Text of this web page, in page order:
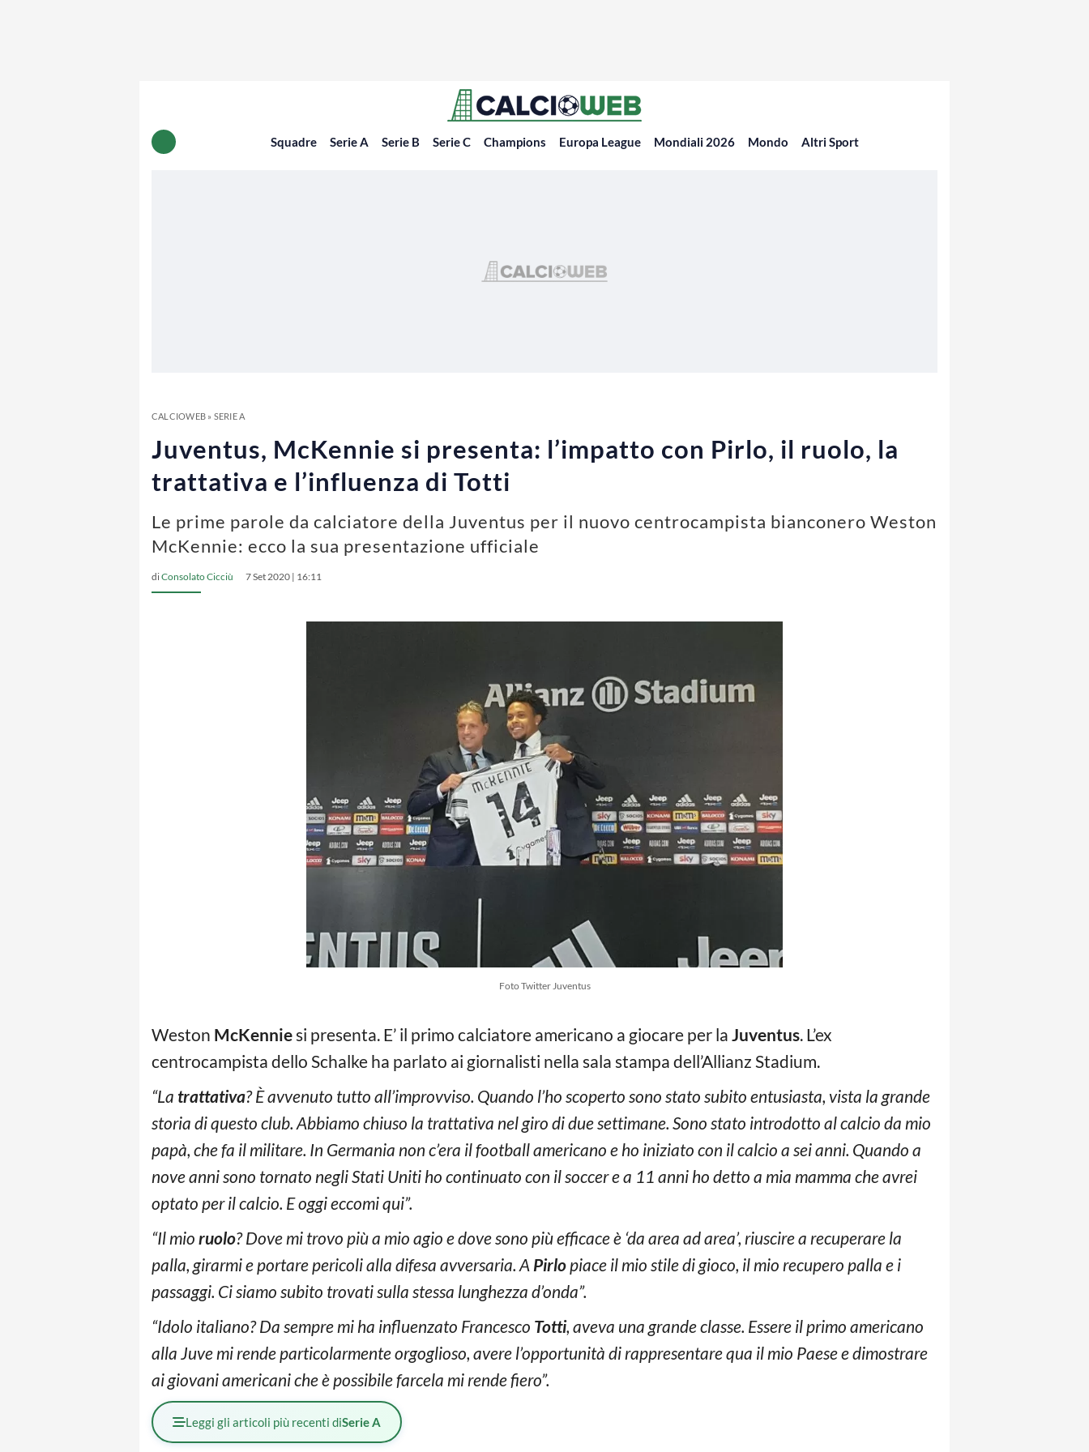
Squadre Serie A Serie B Serie C Champions Europa League Mondiali 2026 Mondo Altri Sport
CALCIOWEB» SERIE A
Juventus, McKennie si presenta: l’impatto con Pirlo, il ruolo, la
trattativa e l’influenza di Totti
Le prime parole da calciatore della Juventus per il nuovo centrocampista bianconero Weston
McKennie: ecco la sua presentazione ufficiale
diConsolato Cicciù 7 Set 2020 | 16:11
Foto Twitter Juventus
Weston McKenniesi presenta. E’ il primo calciatore americano a giocare per la Juventus. L’ex
centrocampista dello Schalke ha parlato ai giornalisti nella sala stampa dell’Allianz Stadium.
“La trattativa? È avvenuto tutto all’improvviso. Quando l’ho scoperto sono stato subito entusiasta, vista la grande
storia di questo club. Abbiamo chiuso la trattativa nel giro di due settimane. Sono stato introdotto al calcio da mio
papà, che fa il militare. In Germania non c’era il football americano e ho iniziato con il calcio a sei anni. Quando a
nove anni sono tornato negli Stati Uniti ho continuato con il soccer e a 11 anni ho detto a mia mamma che avrei
optato per il calcio. E oggi eccomi qui”.
“Il mio ruolo? Dove mi trovo più a mio agio e dove sono più efficace è ‘da area ad area’, riuscire a recuperare la
palla, girarmi e portare pericoli alla difesa avversaria. A Pirlo piace il mio stile di gioco, il mio recupero palla e i
passaggi. Ci siamo subito trovati sulla stessa lunghezza d’onda”.
“Idolo italiano? Da sempre mi ha influenzato Francesco Totti, aveva una grande classe. Essere il primo americano
alla Juve mi rende particolarmente orgoglioso, avere l’opportunità di rappresentare qua il mio Paese e dimostrare
ai giovani americani che è possibile farcela mi rende fiero”.
Leggi gli articoli più recenti diSerie A